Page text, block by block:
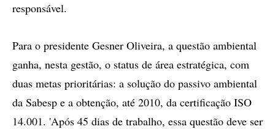
responsável.
Para o presidente Gesner Oliveira, a questão ambiental
ganha, nesta gestão, o status de área estratégica, com
duas metas prioritárias: a solução do passivo ambiental
da Sabesp e a obtenção, até 2010, da certificação ISO
14.001. 'Após 45 dias de trabalho, essa questão deve ser